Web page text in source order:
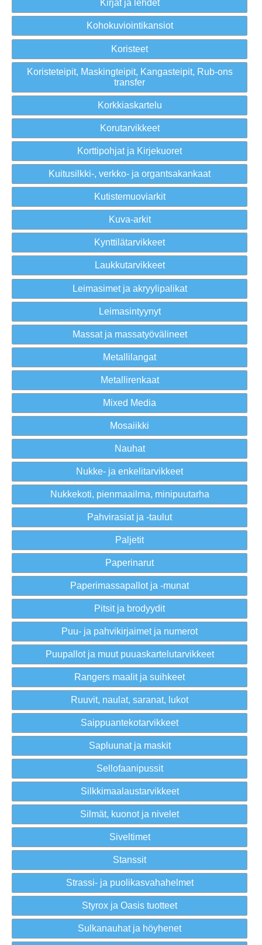
Kirjat ja lehdet
Kohokuviointikansiot
Koristeet
Koristeteipit, Maskingteipit, Kangasteipit, Rub-ons
transfer
Korkkiaskartelu
Korutarvikkeet
Korttipohjat ja Kirjekuoret
Kuitusilkki-, verkko- ja organtsakankaat
Kutistemuoviarkit
Kuva-arkit
Kynttilätarvikkeet
Laukkutarvikkeet
Leimasimet ja akryylipalikat
Leimasintyynyt
Massat ja massatyövälineet
Metallilangat
Metallirenkaat
Mixed Media
Mosaiikki
Nauhat
Nukke- ja enkelitarvikkeet
Nukkekoti, pienmaailma, minipuutarha
Pahvirasiat ja -taulut
Paljetit
Paperinarut
Paperimassapallot ja -munat
Pitsit ja brodyydit
Puu- ja pahvikirjaimet ja numerot
Puupallot ja muut puuaskartelutarvikkeet
Rangers maalit ja suihkeet
Ruuvit, naulat, saranat, lukot
Saippuantekotarvikkeet
Sapluunat ja maskit
Sellofaanipussit
Silkkimaalaustarvikkeet
Silmät, kuonot ja nivelet
Siveltimet
Stanssit
Strassi- ja puolikasvahahelmet
Styrox ja Oasis tuotteet
Sulkanauhat ja höyhenet